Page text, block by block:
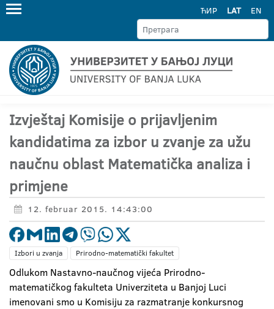
ЋИР LAT EN
Izvještaj Komisije o prijavljenim
kandidatima za izbor u zvanje za užu
naučnu oblast Matematička analiza i
primjene
12. februar 2015. 14:43:00
Izbori u zvanja Prirodno-matematički fakultet
Odlukom Nastavno-naučnog vijeća Prirodno-
matematičkog fakulteta Univerziteta u Banjoj Luci
imenovani smo u Komisiju za razmatranje konkursnog